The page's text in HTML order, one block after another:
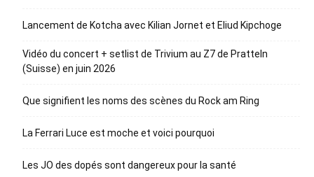
Lancement de Kotcha avec Kilian Jornet et Eliud Kipchoge
Vidéo du concert + setlist de Trivium au Z7 de Pratteln
(Suisse) en juin 2026
Que signifient les noms des scènes du Rock am Ring
La Ferrari Luce est moche et voici pourquoi
Les JO des dopés sont dangereux pour la santé